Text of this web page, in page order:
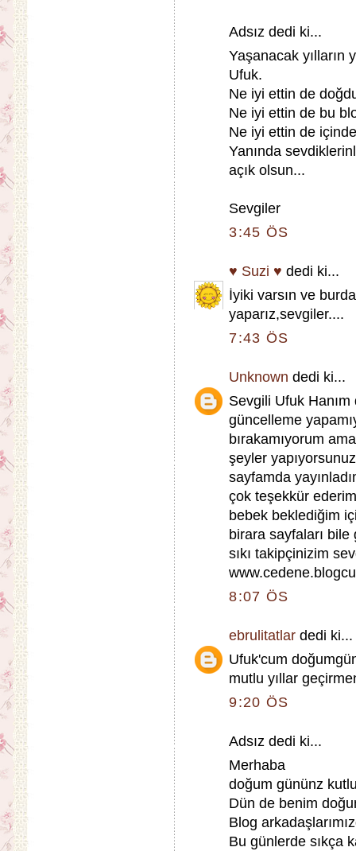
Adsız dedi ki...
Yaşanacak yılların
Ufuk.
Ne iyi ettin de
Ne iyi ettin de bu
Ne iyi ettin de
Yanında
açık olsun...
Sevgiler
3:45 ÖS
♥ Suzi ♥ dedi ki...
İyiki varsın ve
yaparız,sevgiler....
7:43 ÖS
Unknown dedi ki...
Sevgili Ufuk
güncelleme
bırakamıyorum
şeyler
sayfamda
çok teşekkür
bebek beklediğim
birara sayfaları
sıkı takipçinizim
8:07 ÖS
ebrulitatlar dedi ki...
Ufuk'cum
mutlu yıllar
9:20 ÖS
Adsız dedi ki...
Merhaba
doğum gününz
Dün de benim
Blog
Bu günlerde sıkça